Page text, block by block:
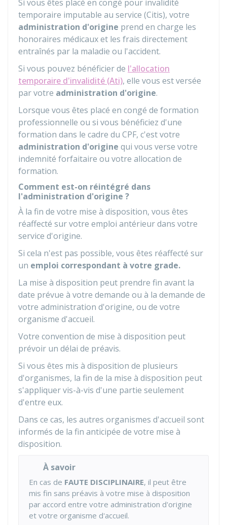
Si vous êtes placé en congé pour invalidité
temporaire imputable au service (Citis), votre
administration d'origine prend en charge les
honoraires médicaux et les frais directement
entraînés par la maladie ou l'accident.
Si vous pouvez bénéficier de l'allocation
temporaire d'invalidité (Ati), elle vous est versée
par votre administration d'origine.
Lorsque vous êtes placé en congé de formation
professionnelle ou si vous bénéficiez d'une
formation dans le cadre du CPF, c'est votre
administration d'origine qui vous verse votre
indemnité forfaitaire ou votre allocation de
formation.
Comment est-on réintégré dans
l'administration d'origine ?
À la fin de votre mise à disposition, vous êtes
réaffecté sur votre emploi antérieur dans votre
service d'origine.
Si cela n'est pas possible, vous êtes réaffecté sur
un emploi correspondant à votre grade.
La mise à disposition peut prendre fin avant la
date prévue à votre demande ou à la demande de
votre administration d'origine, ou de votre
organisme d'accueil.
Votre convention de mise à disposition peut
prévoir un délai de préavis.
Si vous êtes mis à disposition de plusieurs
d'organismes, la fin de la mise à disposition peut
s'appliquer vis-à-vis d'une partie seulement
d'entre eux.
Dans ce cas, les autres organismes d'accueil sont
informés de la fin anticipée de votre mise à
disposition.
À savoir
En cas de FAUTE DISCIPLINAIRE, il peut être
mis fin sans préavis à votre mise à disposition
par accord entre votre administration d'origine
et votre organisme d'accueil.